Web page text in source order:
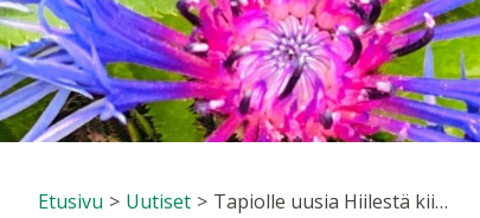
Etusivu > Uutiset > Tapiolle uusia Hiilestä kiinni -hankkeita